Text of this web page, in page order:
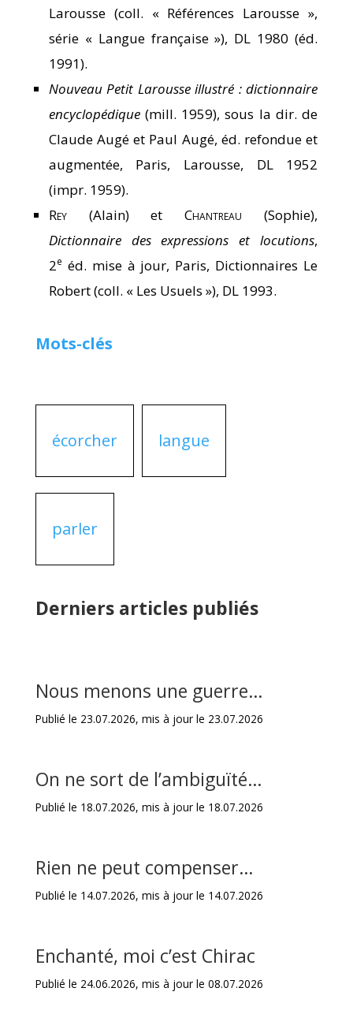
Larousse (coll. « Références Larousse »,
série « Langue française »), DL 1980 (éd.
1991).
Nouveau Petit Larousse illustré : dictionnaire
encyclopédique(mill. 1959), sous la dir. de
Claude Augé et Paul Augé, éd. refondue et
augmentée, Paris, Larousse, DL 1952
(impr. 1959).
Rey(Alain) etChantreau (Sophie),
Dictionnaire des expressions et locutions,
2e éd. mise à jour, Paris, Dictionnaires Le
Robert (coll. « Les Usuels »), DL 1993.
Mots-clés
écorcher langue
parler
Derniers articles publiés
Nous menons une guerre…
Publié le 23.07.2026, mis à jour le 23.07.2026
On ne sort de l’ambiguïté…
Publié le 18.07.2026, mis à jour le 18.07.2026
Rien ne peut compenser…
Publié le 14.07.2026, mis à jour le 14.07.2026
Enchanté, moi c’est Chirac
Publié le 24.06.2026, mis à jour le 08.07.2026